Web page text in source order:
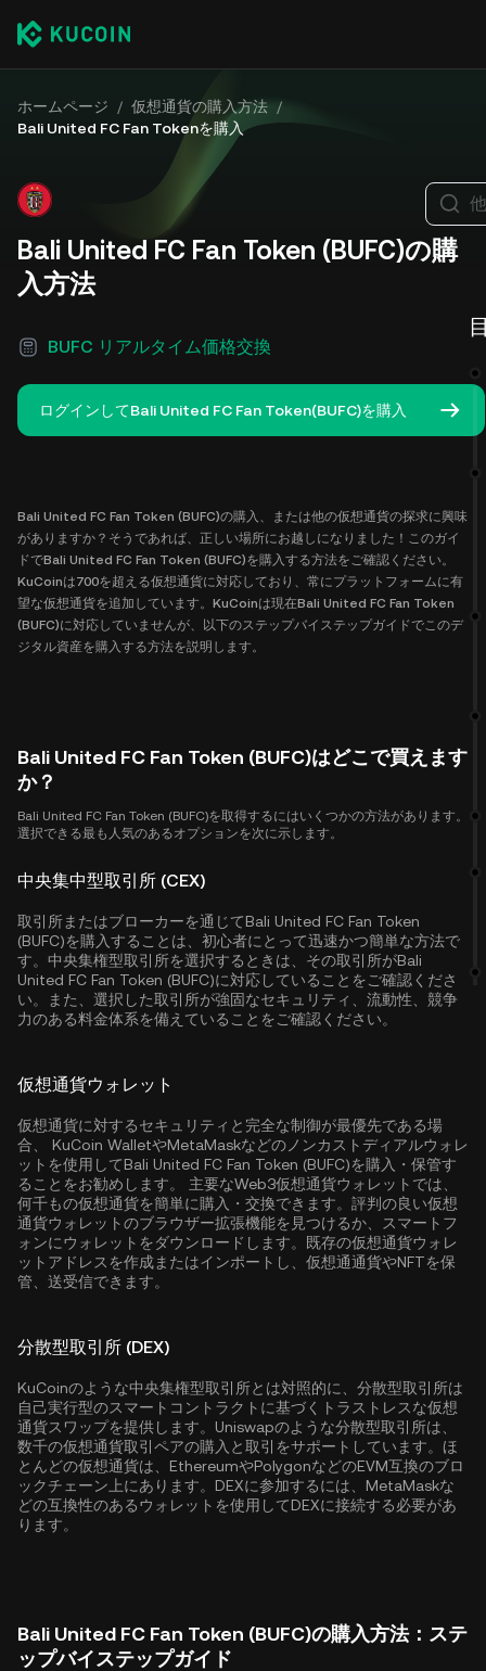
ホームページ / 仮想通貨の購入方法 /
Bali United FC Fan Tokenを購入
Bali United FC Fan Token (BUFC)の購
入方法
BUFC リアルタイム価格交換
ログインしてBali United FC Fan Token(BUFC)を購入
Bali United FC Fan Token (BUFC)の購入、または他の仮想通貨の探求に興味
がありますか？そうであれば、正しい場所にお越しになりました！このガイ
ドでBali United FC Fan Token (BUFC)を購入する方法をご確認ください。
KuCoinは700を超える仮想通貨に対応しており、常にプラットフォームに有
望な仮想通貨を追加しています。KuCoinは現在Bali United FC Fan Token
(BUFC)に対応していませんが、以下のステップバイステップガイドでこのデ
ジタル資産を購入する方法を説明します。
Bali United FC Fan Token (BUFC)はどこで買えます
か？
Bali United FC Fan Token (BUFC)を取得するにはいくつかの方法があります。
選択できる最も人気のあるオプションを次に示します。
中央集中型取引所 (CEX)
取引所またはブローカーを通じてBali United FC Fan Token
(BUFC)を購入することは、初心者にとって迅速かつ簡単な方法で
す。中央集権型取引所を選択するときは、その取引所がBali
United FC Fan Token (BUFC)に対応していることをご確認くださ
い。また、選択した取引所が強固なセキュリティ、流動性、競争
力のある料金体系を備えていることをご確認ください。
仮想通貨ウォレット
仮想通貨に対するセキュリティと完全な制御が最優先である場
合、 KuCoin WalletやMetaMaskなどのノンカストディアルウォレ
ットを使用してBali United FC Fan Token (BUFC)を購入・保管す
ることをお勧めします。 主要なWeb3仮想通貨ウォレットでは、
何千もの仮想通貨を簡単に購入・交換できます。評判の良い仮想
通貨ウォレットのブラウザー拡張機能を見つけるか、スマートフ
ォンにウォレットをダウンロードします。既存の仮想通貨ウォレ
ットアドレスを作成またはインポートし、仮想通通貨やNFTを保
管、送受信できます。
分散型取引所 (DEX)
KuCoinのような中央集権型取引所とは対照的に、分散型取引所は
自己実行型のスマートコントラクトに基づくトラストレスな仮想
通貨スワップを提供します。Uniswapのような分散型取引所は、
数千の仮想通貨取引ペアの購入と取引をサポートしています。ほ
とんどの仮想通貨は、 EthereumやPolygonなどのEVM互換のブロ
ックチェーン上にあります。DEXに参加するには、MetaMaskな
どの互換性のあるウォレットを使用してDEXに接続する必要があ
ります。
Bali United FC Fan Token (BUFC)の購入方法：ステ
ップバイステップガイド